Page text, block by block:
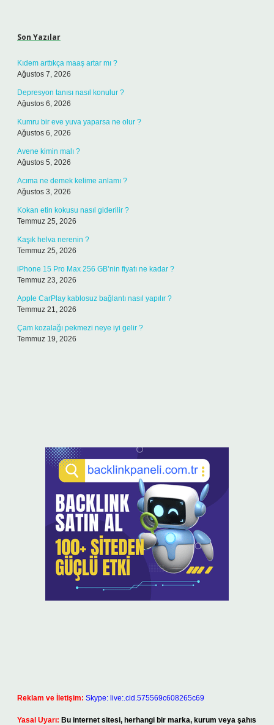
Son Yazılar
Kıdem arttıkça maaş artar mı ?
Ağustos 7, 2026
Depresyon tanısı nasıl konulur ?
Ağustos 6, 2026
Kumru bir eve yuva yaparsa ne olur ?
Ağustos 6, 2026
Avene kimin malı ?
Ağustos 5, 2026
Acıma ne demek kelime anlamı ?
Ağustos 3, 2026
Kokan etin kokusu nasıl giderilir ?
Temmuz 25, 2026
Kaşık helva nerenin ?
Temmuz 25, 2026
iPhone 15 Pro Max 256 GB’nin fiyatı ne kadar ?
Temmuz 23, 2026
Apple CarPlay kablosuz bağlantı nasıl yapılır ?
Temmuz 21, 2026
Çam kozalağı pekmezi neye iyi gelir ?
Temmuz 19, 2026
Reklam ve İletişim: Skype: live:.cid.575569c608265c69
Yasal Uyarı: Bu internet sitesi, herhangi bir marka, kurum veya şahıs